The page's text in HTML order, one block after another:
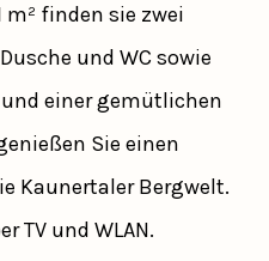
m² finden sie zwei
und WC sowie
einer gemütlichen
Sie einen
Kaunertaler Bergwelt.
TV und WLAN.